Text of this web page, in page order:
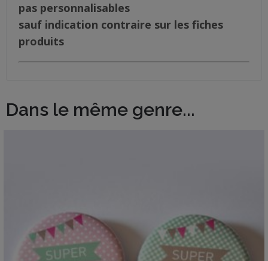
pas personnalisables
sauf indication contraire sur les fiches
produits
Dans le même genre...